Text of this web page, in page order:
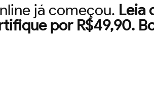
já começou. Leia
por R$49,90.